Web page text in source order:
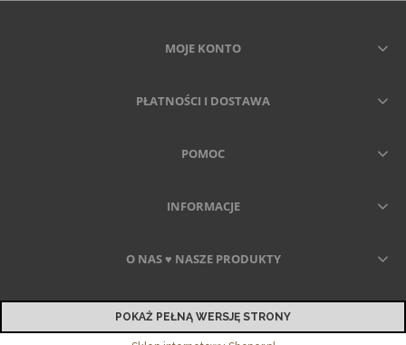
MOJE KONTO
PŁATNOŚCI I DOSTAWA
POMOC
INFORMACJE
O NAS ♥ NASZE PRODUKTY
POKAŻ PEŁNĄ WERSJĘ STRONY